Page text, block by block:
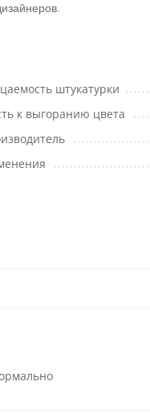
штукатурки
к выгоранию цвета